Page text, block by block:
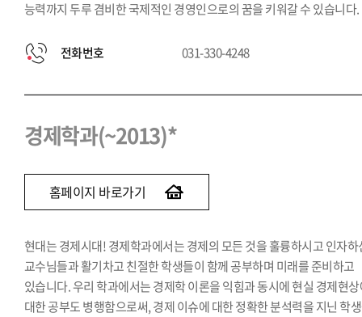
능력까지 두루 겸비한 국제적인 경영인으로의 꿈을 키워갈 수 있습니다.
전화번호 031-330-4248
경제학과(~2013)*
홈페이지 바로가기
현대는 경제시대! 경제학과에서는 경제의 모든 것을 훌륭하시고 인자하
교수님들과 활기차고 친절한 학생들이 함께 공부하며 미래를 준비하고
있습니다. 우리 학과에서는 경제학 이론을 익힘과 동시에 현실 경제현
대한 공부도 병행함으로써, 경제 이슈에 대한 정확한 분석력을 지닌 학